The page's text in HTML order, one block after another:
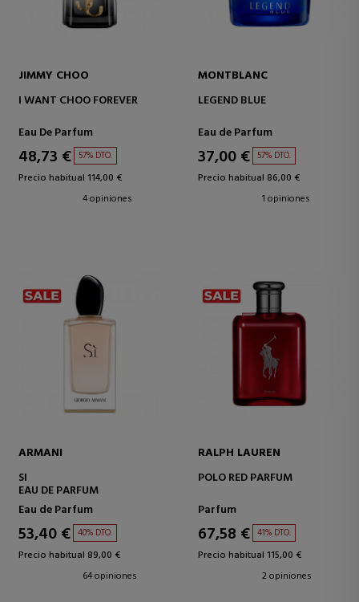
JIMMY CHOO
I WANT CHOO FOREVER
Eau De Parfum
48,73 € 57% DTO.
Precio habitual 114,00 €
4 opiniones
MONTBLANC
LEGEND BLUE
Eau de Parfum
37,00 € 57% DTO.
Precio habitual 86,00 €
1 opiniones
ARMANI
SI
EAU DE PARFUM
Eau de Parfum
53,40 € 40% DTO.
Precio habitual 89,00 €
64 opiniones
RALPH LAUREN
POLO RED PARFUM
Parfum
67,58 € 41% DTO.
Precio habitual 115,00 €
2 opiniones